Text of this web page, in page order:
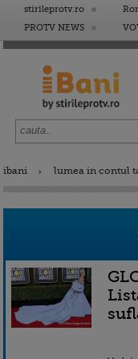
stirileprotv.ro
PROTV NEWS
ibani lumea in contul